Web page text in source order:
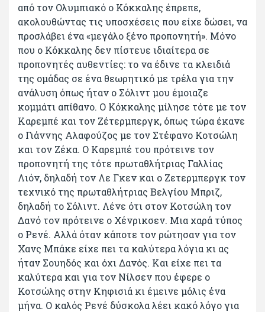
από τον Ολυμπιακό ο Κόκκαλης έπρεπε,
ακολουθώντας τις υποσχέσεις που είχε δώσει, να
προσλάβει ένα «μεγάλο ξένο προπονητή». Μόνο
που ο Κόκκαλης δεν πίστευε ιδιαίτερα σε
προπονητές αυθεντίες: το να έδινε τα κλειδιά
της ομάδας σε ένα θεωρητικό με τρέλα για την
ανάλυση όπως ήταν ο Σόλιντ μου έμοιαζε
κομμάτι απίθανο. Ο Κόκκαλης μίλησε τότε με τον
Καρεμπέ και τον Ζέτερμπεργκ, όπως τώρα έκανε
ο Γιάννης Αλαφούζος με τον Στέφανο Κοτσώλη
και τον Ζέκα. Ο Καρεμπέ του πρότεινε τον
προπονητή της τότε πρωταθλήτριας Γαλλίας
Λιόν, δηλαδή τον Λε Γκεν και ο Ζετερμπεργκ τον
τεχνικό της πρωταθλήτριας Βελγίου Μπριζ,
δηλαδή το Σόλιντ. Λένε ότι στον Κοτσώλη τον
Δανό τον πρότεινε ο Χένρικσεν. Μια χαρά τύπος
ο Ρενέ. Αλλά όταν κάποτε τον ρώτησαν για τον
Χανς Μπάκε είχε πει τα καλύτερα λόγια κι ας
ήταν Σουηδός και όχι Δανός. Και είχε πει τα
καλύτερα και για τον Νίλσεν που έφερε ο
Κοτσώλης στην Κηφισιά κι έμεινε μόλις ένα
μήνα. Ο καλός Ρενέ δύσκολα λέει κακό λόγο για